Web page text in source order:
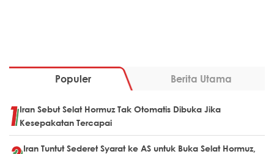
Populer Berita Utama
Iran Sebut Selat Hormuz Tak Otomatis Dibuka Jika
Kesepakatan Tercapai
Iran Tuntut Sederet Syarat ke AS untuk Buka Selat Hormuz,